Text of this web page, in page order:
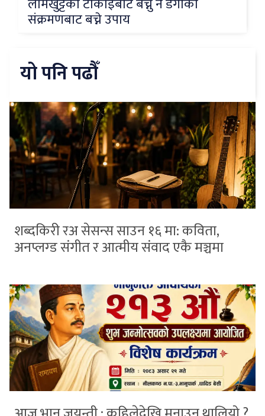
संक्रमणबाट बच्ने उपाय
यो पनि पढौँ
शब्दकिरी रअ सेसन्स साउन १६ मा: कविता,
अनप्लग्ड संगीत र आत्मीय संवाद एकै मञ्चमा